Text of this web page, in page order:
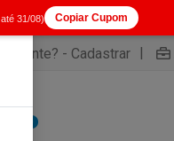
é cliente? - Cadastrar |
31/08) Copiar Cupom